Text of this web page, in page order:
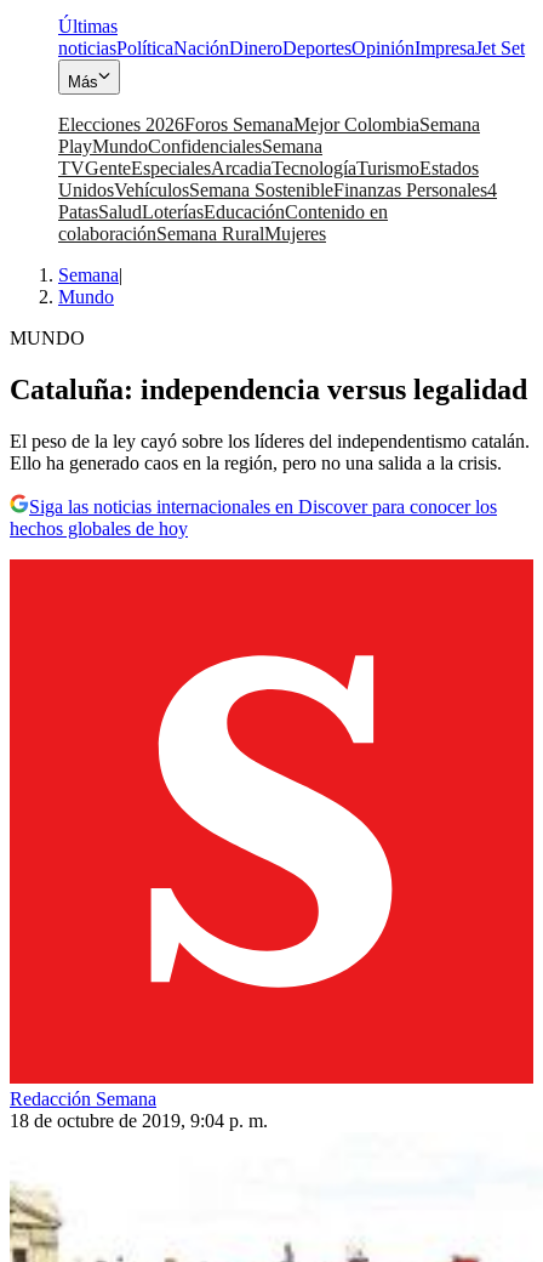
Últimas
noticiasPolíticaNaciónDineroDeportesOpiniónImpresaJet Set
Más
Elecciones 2026Foros SemanaMejor ColombiaSemana
PlayMundoConfidencialesSemana
TVGenteEspecialesArcadiaTecnologíaTurismoEstados
UnidosVehículosSemana SostenibleFinanzas Personales4
PatasSaludLoteríasEducaciónContenido en
colaboraciónSemana RuralMujeres
Semana|
Mundo
MUNDO
Cataluña: independencia versus legalidad
El peso de la ley cayó sobre los líderes del independentismo catalán.
Ello ha generado caos en la región, pero no una salida a la crisis.
Siga las noticias internacionales en Discover para conocer los
hechos globales de hoy
Redacción Semana
18 de octubre de 2019, 9:04 p. m.